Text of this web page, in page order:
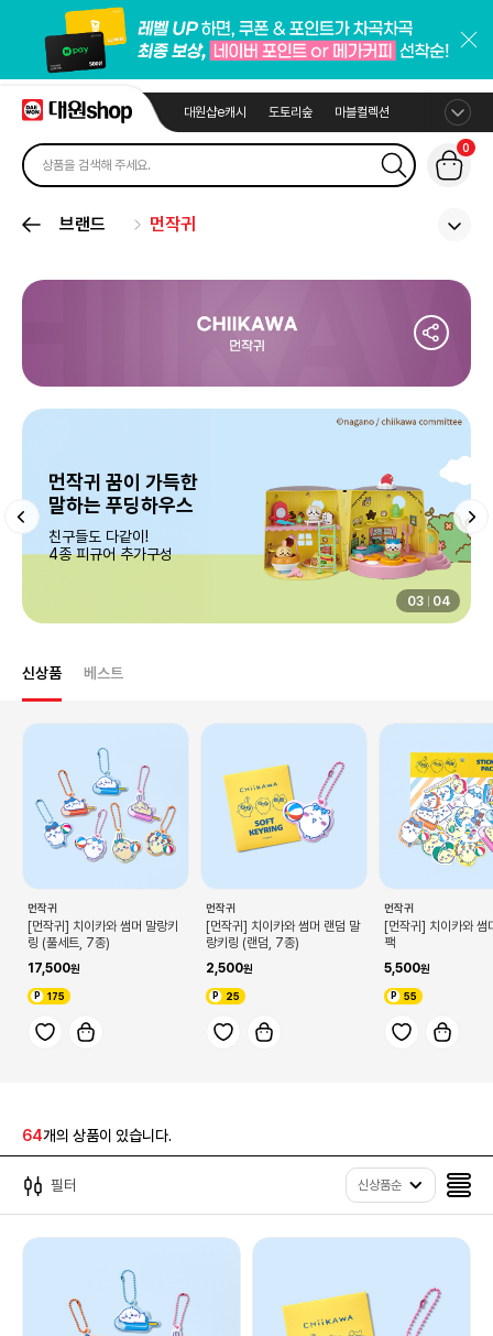
대원샵e캐시 도토리숲 마블컬렉션
0
브랜드 먼작귀
04 04
신상품 베스트
먼작귀
[먼작귀] 치이카와 썸머 말랑키
링 (풀세트, 7종)
17,500
175
먼작귀
[먼작귀] 치이카와 썸머 랜덤 말
랑키링 (랜덤, 7종)
2,500
25
먼작귀
[먼작귀] 치이카와 썸
팩
5,500
55
64개의 상품이 있습니다.
필터 신상품순